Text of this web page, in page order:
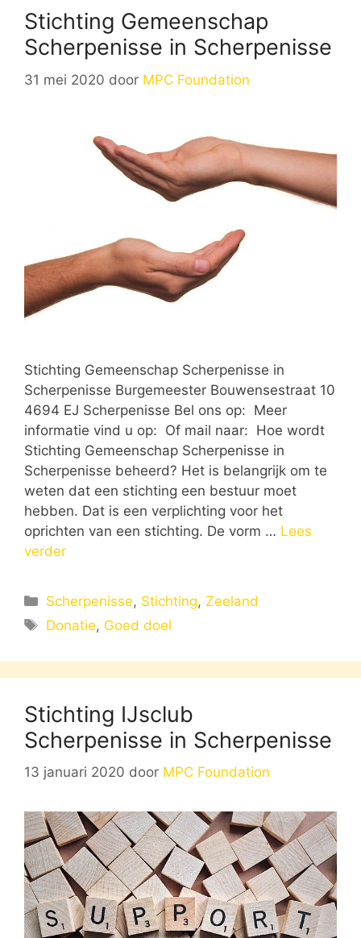
Stichting Gemeenschap
Scherpenisse in Scherpenisse
31 mei 2020 door MPC Foundation
Stichting Gemeenschap Scherpenisse in
Scherpenisse Burgemeester Bouwensestraat 10
4694 EJ Scherpenisse Bel ons op: Meer
informatie vind u op: Of mail naar: Hoe wordt
Stichting Gemeenschap Scherpenisse in
Scherpenisse beheerd? Het is belangrijk om te
weten dat een stichting een bestuur moet
hebben. Dat is een verplichting voor het
oprichten van een stichting. De vorm … Lees
verder
Categorieën
Scherpenisse, Stichting, Zeeland
Tags
Donatie, Goed doel
Stichting IJsclub
Scherpenisse in Scherpenisse
13 januari 2020 door MPC Foundation